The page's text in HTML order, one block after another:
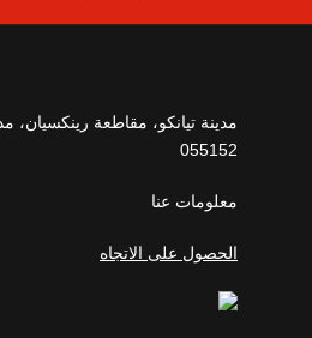
مدينة تيانكو، مقاطعة رينكسيان،
055152
معلومات عنا
الحصول على الاتجاه